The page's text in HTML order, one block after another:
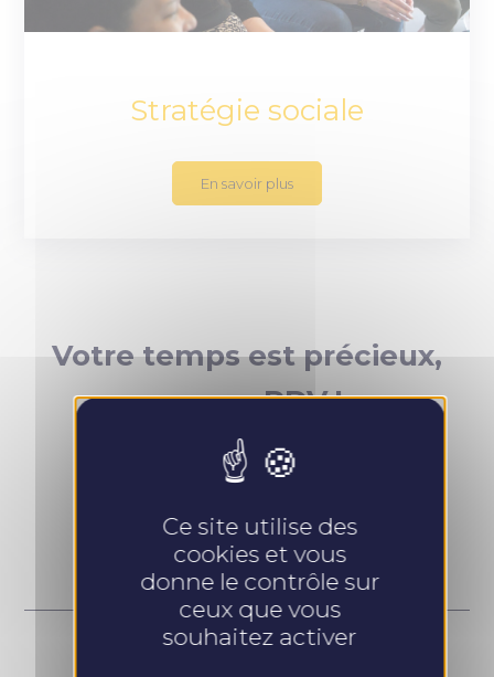
Stratégie sociale
En savoir plus
Votre temps est précieux,
prenez RDV !
Ce site utilise des
cookies et vous
donne le contrôle sur
ceux que vous
souhaitez activer